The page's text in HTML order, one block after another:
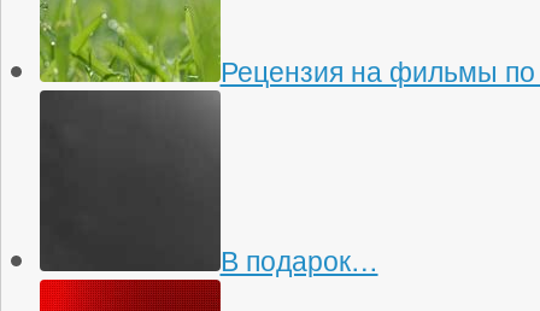
Рецензия на фильмы по
В подарок…